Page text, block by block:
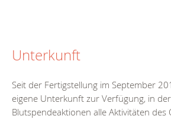
Unterkunft
Seit der Fertigstellung im September
eigene Unterkunft zur Verfügung, in
Blutspendeaktionen alle Aktivitäten des